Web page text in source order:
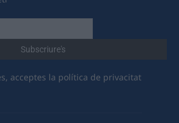
acceptes la política de privacitat